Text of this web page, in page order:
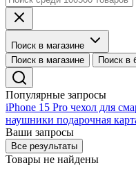
Поиск в магазине
Поиск в магазине
Поиск в
Популярные запросы
iPhone 15 Pro чехол для
наушники подарочная
Ваши запросы
Все результаты
Товары не найдены